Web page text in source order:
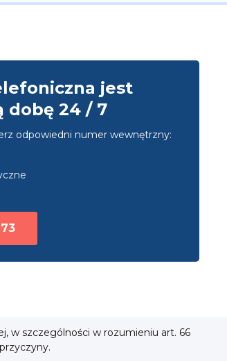
jest
dobę 24 / 7
odpowiedni numer wewnętrzny:
w szczególności w rozumieniu art. 66